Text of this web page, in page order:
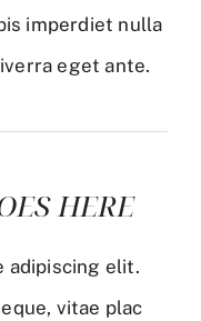
imperdiet nulla
eget ante.
HERE
adipiscing elit.
vitae plac